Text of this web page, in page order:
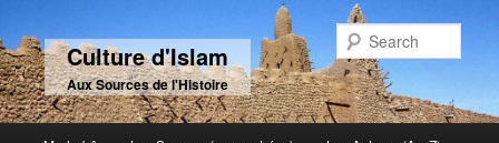
Culture d'Islam
Aux Sources de l'Histoire